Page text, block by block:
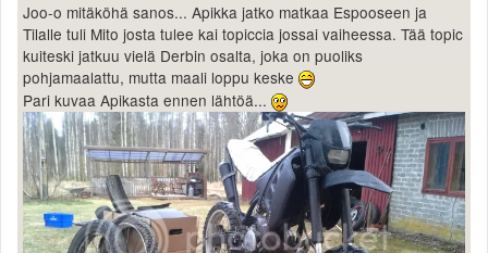
Joo-o mitäköhä sanos... Apikka jatko matkaa Espooseen ja
Tilalle tuli Mito josta tulee kai topiccia jossai vaiheessa. Tää topic
kuiteski jatkuu vielä Derbin osalta, joka on puoliks
pohjamaalattu, mutta maali loppu keske
Pari kuvaa Apikasta ennen lähtöä...